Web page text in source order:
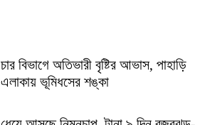
চার বিভাগে অতিভারী বৃষ্টির আভাস, পাহাড়ি
এলাকায় ভূমিধসের শঙ্কা